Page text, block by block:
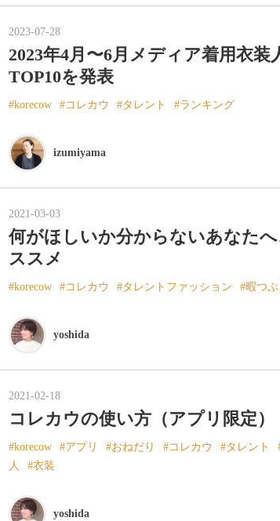
2023-07-28
2023年4月〜6月メディア着用衣
TOP10を発表
korecow コレカウ タレント ランキング
izumiyama
2021-03-03
何がほしいか分からないあなた
ススメ
korecow コレカウ タレントファッション 暇つぶ
yoshida
2021-02-18
コレカウの使い方（アプリ限定）
korecow アプリ おねだり コレカウ タレント
人
衣装
yoshida